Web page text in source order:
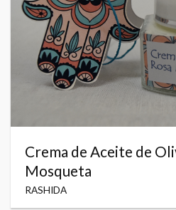
Crema de Aceite de
Mosqueta
RASHIDA